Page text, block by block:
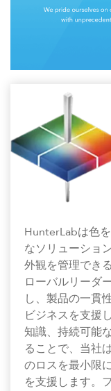
HunterLabは色
なソリューショ
外観を管理でき
ローバルリーダ
し、製品の一貫
ビジネスを支援
知識、持続可能
ることで、当社
のロスを最小限
を支援します。